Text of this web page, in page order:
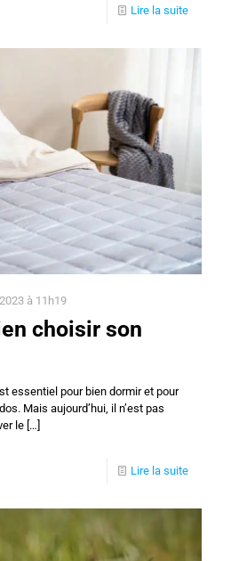
Lire la suite
à 11h19
choisir son
essentiel pour bien dormir et pour
Mais aujourd’hui, il n’est pas
le […]
Lire la suite